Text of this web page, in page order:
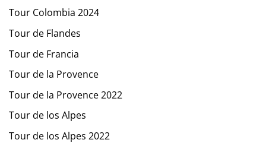
Tour Colombia 2024
Tour de Flandes
Tour de Francia
Tour de la Provence
Tour de la Provence 2022
Tour de los Alpes
Tour de los Alpes 2022